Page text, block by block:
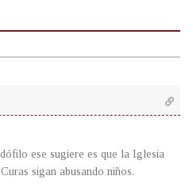
ese sugiere es que la Iglesia
sigan abusando niños.